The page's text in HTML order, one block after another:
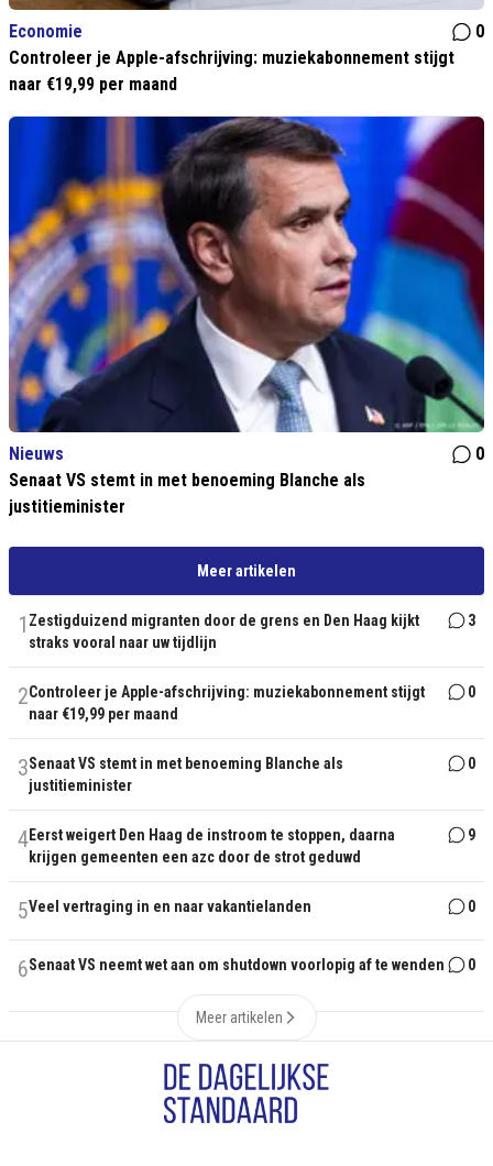
Economie
0
Controleer je Apple-afschrijving: muziekabonnement stijgt
naar €19,99 per maand
Nieuws
0
Senaat VS stemt in met benoeming Blanche als
justitieminister
Meer artikelen
1 Zestigduizend migranten door de grens en Den Haag kijkt
straks vooral naar uw tijdlijn
3
2Controleer je Apple-afschrijving: muziekabonnement stijgt
naar €19,99 per maand
0
3Senaat VS stemt in met benoeming Blanche als
justitieminister
0
4Eerst weigert Den Haag de instroom te stoppen, daarna
krijgen gemeenten een azc door de strot geduwd
9
5Veel vertraging in en naar vakantielanden 0
6Senaat VS neemt wet aan om shutdown voorlopig af te wenden 0
Meer artikelen